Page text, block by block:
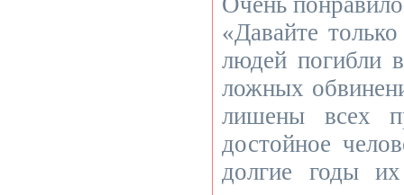
«Давайте
людей погибли
ложных
лишены всех
достойное
долгие годы